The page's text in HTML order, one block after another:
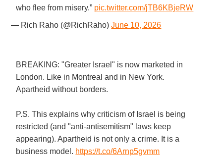
who flee from misery.” pic.twitter.com/jTB6KBjeRW
— Rich Raho (@RichRaho)June 10, 2026
BREAKING: "Greater Israel" is now marketed in
London. Like in Montreal and in New York.
Apartheid without borders.
P.S. This explains why criticism of Israel is being
restricted (and "anti-antisemitism" laws keep
appearing). Apartheid is not only a crime. It is a
business model. https://t.co/6Arnp5gvmm